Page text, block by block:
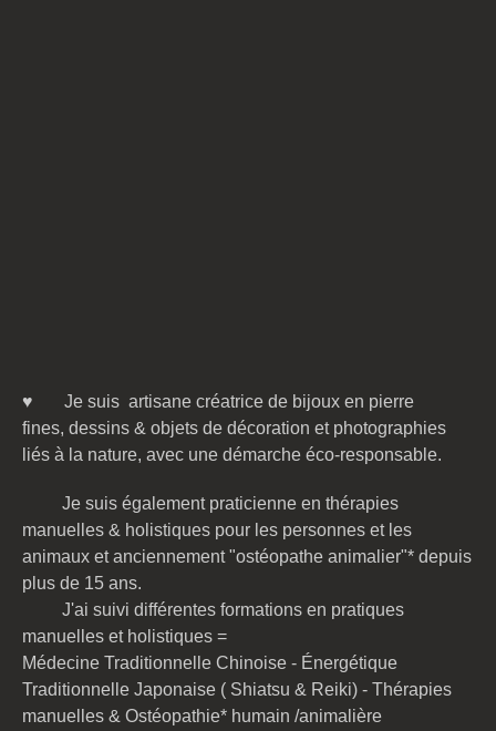
♥ Je suis artisane créatrice de bijoux en pierre
fines, dessins & objets de décoration et photographies
liés à la nature, avec une démarche éco-responsable.
Je suis également praticienne en thérapies
manuelles & holistiques pour les personnes et les
animaux et anciennement "ostéopathe animalier"* depuis
plus de 15 ans.
J'ai suivi différentes formations en pratiques
manuelles et holistiques =
Médecine Traditionnelle Chinoise - Énergétique
Traditionnelle Japonaise ( Shiatsu & Reiki) - Thérapies
manuelles & Ostéopathie* humain /animalière